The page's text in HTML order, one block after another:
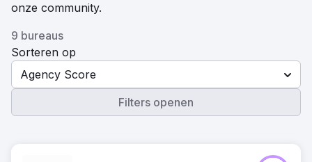
onze community.
9 bureaus
Sorteren op
Agency Score
Filters openen